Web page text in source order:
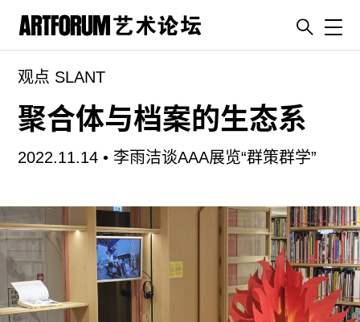
artguide
新闻
展评
杂志
视频
ENGLISH
ART & EDUCATION
广告
观点 SLANT
聚合体与档案的生态系
2022.11.14 • 李雨洁谈AAA展览“群策群学”